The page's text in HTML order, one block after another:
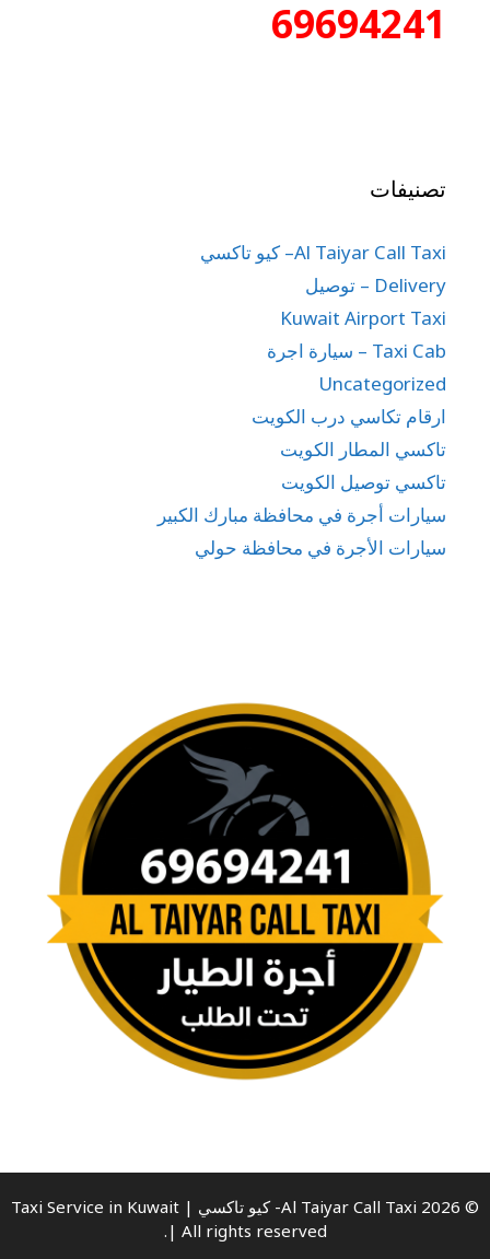
69694241
تصنيفات
Al Taiyar Call Taxi– كيو تاكسي
Delivery – توصيل
Kuwait Airport Taxi
Taxi Cab – سيارة اجرة
Uncategorized
ارقام تكاسي درب الكويت
تاكسي المطار الكويت
تاكسي توصيل الكويت
سيارات أجرة في محافظة مبارك الكبير
سيارات الأجرة في محافظة حولي
© 2026 Al Taiyar Call Taxi- كيو تاكسي | Taxi Service in Kuwait
| All rights reserved.